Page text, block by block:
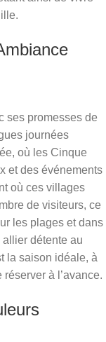
ses promesses de
journées
où les Cinque
et des événements
où ces villages
de visiteurs, ce
les plages et dans
allier détente au
la saison idéale, à
à l’avance.